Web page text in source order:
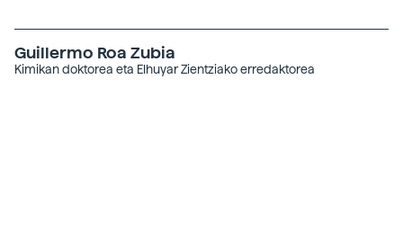
Guillermo Roa Zubia
Kimikan doktorea eta Elhuyar Zientziako erredaktorea